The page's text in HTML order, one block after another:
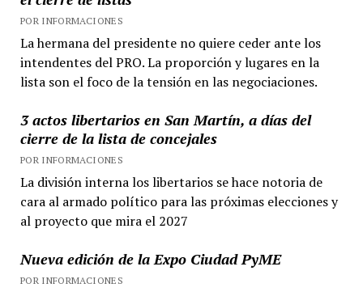
POR INFORMACIONES
La hermana del presidente no quiere ceder ante los
intendentes del PRO. La proporción y lugares en la
lista son el foco de la tensión en las negociaciones.
3 actos libertarios en San Martín, a días del
cierre de la lista de concejales
POR INFORMACIONES
La división interna los libertarios se hace notoria de
cara al armado político para las próximas elecciones y
al proyecto que mira el 2027
Nueva edición de la Expo Ciudad PyME
POR INFORMACIONES